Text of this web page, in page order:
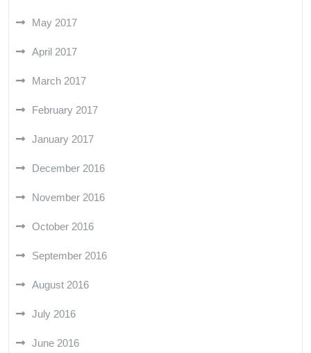
May 2017
April 2017
March 2017
February 2017
January 2017
December 2016
November 2016
October 2016
September 2016
August 2016
July 2016
June 2016